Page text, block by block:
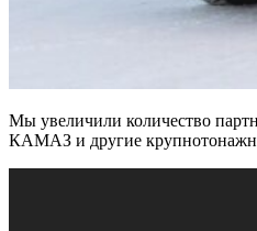
Мы увеличили количество
КАМАЗ и другие